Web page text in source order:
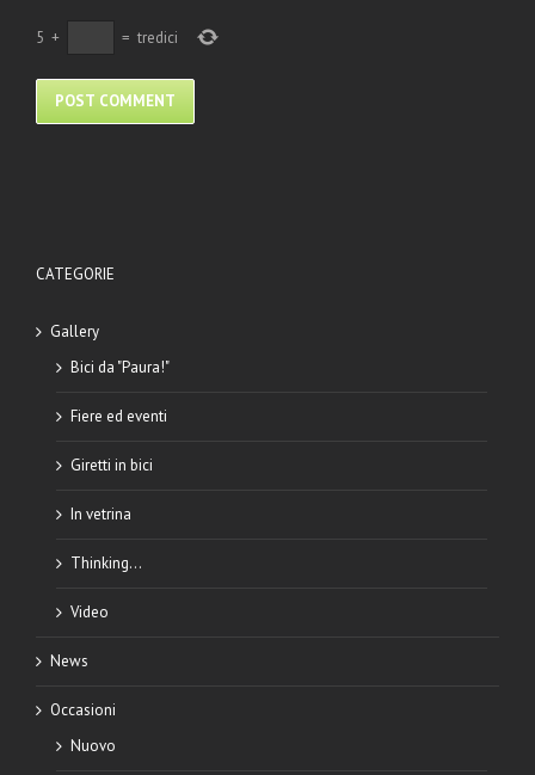
5 + = tredici
CATEGORIE
Gallery
Bici da "Paura!"
Fiere ed eventi
Giretti in bici
In vetrina
Thinking…
Video
News
Occasioni
Nuovo